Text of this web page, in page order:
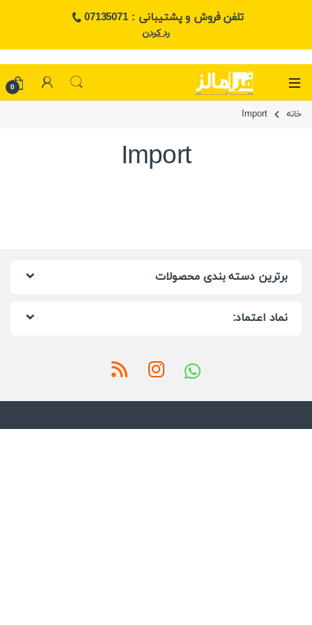
تلفن فروش و پشتیبانی : 07135071
رد کردن
0
خانه Import
Import
برترین دسته بندی محصولات
نماد اعتماد: